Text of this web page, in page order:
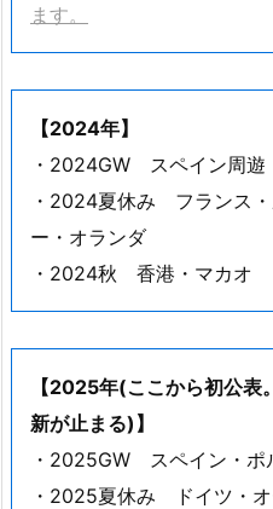
ます。
【2024年】
・2024GW スペイン周遊
・2024夏休み フランス
ー・オランダ
・2024秋 香港・マカオ
【2025年(ここから初公
新が止まる)】
・2025GW スペイン・ポ
・2025夏休み ドイツ・オ